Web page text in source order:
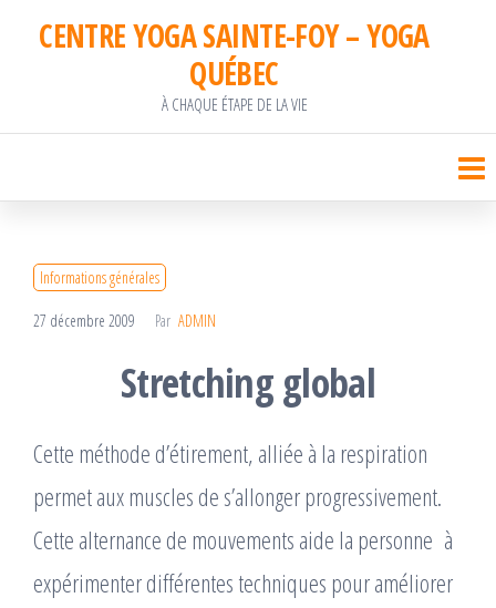
PasserCENTRE YOGA SAINTE-FOY – YOGA
QUÉBEC
À CHAQUE ÉTAPE DE LA VIE
Informations générales
27 décembre 2009 Par ADMIN
Stretching global
Cette méthode d’étirement, alliée à la respiration
permet aux muscles de s’allonger progressivement.
Cette alternance de mouvements aide la personne à
expérimenter différentes techniques pour améliorer